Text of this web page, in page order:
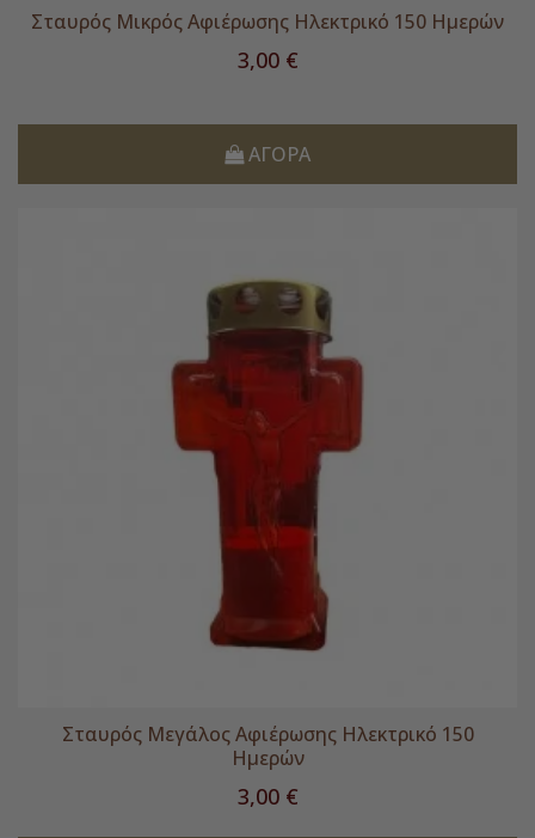
Σταυρός Μικρός Αφιέρωσης Ηλεκτρικό 150 Ημερών
Τιμή
3,00 €
ΑΓΟΡΆ
Σταυρός Μεγάλος Αφιέρωσης Ηλεκτρικό 150
Ημερών
Τιμή
3,00 €